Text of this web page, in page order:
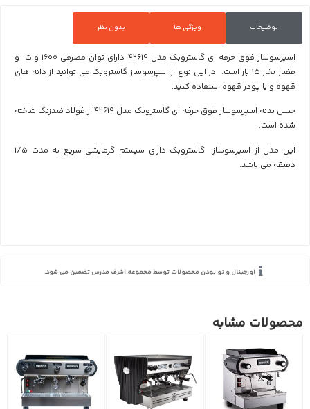
توضیحات ویژگی ها بدون نظر
اسپرسوساز فوق حرفه ای گاستروبک مدل 42619
دارای توان مصرفی 1600 وات و
فضار بخار 15 بار است. در این نوع از اسپرسوساز گاستروبک می توانید از دانه های
قهوه و یا پودر قهوه استفاده کنید.
جنس بدنه اسپرسوساز فوق حرفه ای گاستروبک مدل 42619
از فولاد ضدزنگ شاخته
شده است.
این مدل از اسپرسوساز گاستروبک دارای سیستم گرمایشی سریع به مدت 1/5
دقیقه می باشد.
اورجینال و نو بودن محصولات توسط مجموعه اشرف مدرس تضمین می شود.
محصولات مشابه